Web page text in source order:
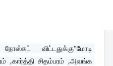
விட்டதுக்கு"மோடி
,கார்த்தி சிதம்பரம் ,அவங்க